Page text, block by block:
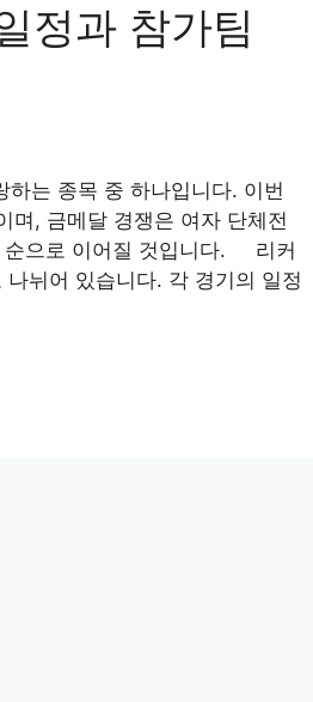
정과 참가팀
는 종목 중 하나입니다. 이번
며, 금메달 경쟁은 여자 단체전
순으로 이어질 것입니다. 리커
뉘어 있습니다. 각 경기의 일정